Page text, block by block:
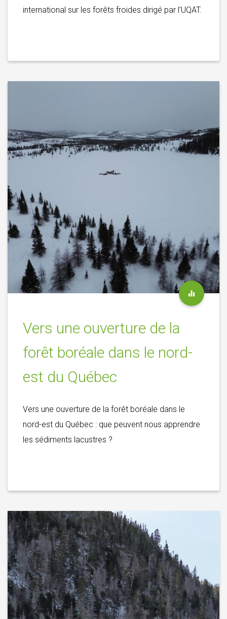
international sur les forêts froides dirigé par l’UQAT.
Vers une ouverture de la
forêt boréale dans le nord-
est du Québec
Vers une ouverture de la forêt boréale dans le
nord-est du Québec : que peuvent nous apprendre
les sédiments lacustres ?